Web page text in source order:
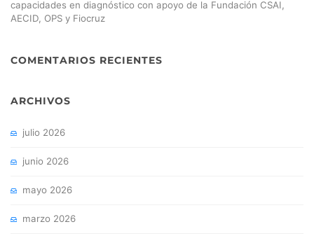
capacidades en diagnóstico con apoyo de la Fundación CSAI,
AECID, OPS y Fiocruz
COMENTARIOS RECIENTES
ARCHIVOS
julio 2026
junio 2026
mayo 2026
marzo 2026